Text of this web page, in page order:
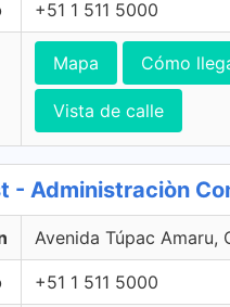
+51 1 511 5000
Mapa Cómo
Vista de calle
- Administraciòn
Avenida Túpac Amaru,
+51 1 511 5000